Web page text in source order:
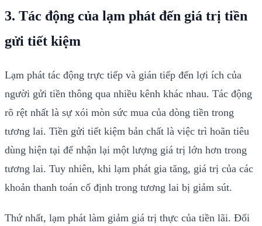
3. Tác động của lạm phát đến giá trị tiền
gửi tiết kiệm
Lạm phát tác động trực tiếp và gián tiếp đến lợi ích của
người gửi tiền thông qua nhiều kênh khác nhau. Tác động
rõ rệt nhất là sự xói mòn sức mua của dòng tiền trong
tương lai. Tiền gửi tiết kiệm bản chất là việc trì hoãn tiêu
dùng hiện tại để nhận lại một lượng giá trị lớn hơn trong
tương lai. Tuy nhiên, khi lạm phát gia tăng, giá trị của các
khoản thanh toán cố định trong tương lai bị giảm sút.
Thứ nhất, lạm phát làm giảm giá trị thực của tiền lãi. Đối